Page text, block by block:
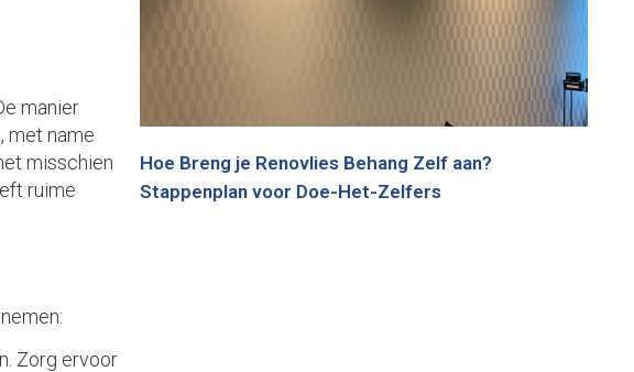
manier
met name
misschien
ruime
Zorg ervoor
Hoe Breng je Renovlies Behang Zelf aan?
Stappenplan voor Doe-Het-Zelfers